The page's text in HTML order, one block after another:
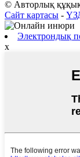
© Авторлық құқық
Сайт картасы -
Электрондық
x